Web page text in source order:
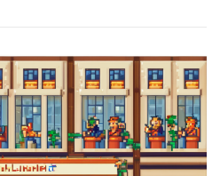
СОРТА МЕТАЛЛОВ